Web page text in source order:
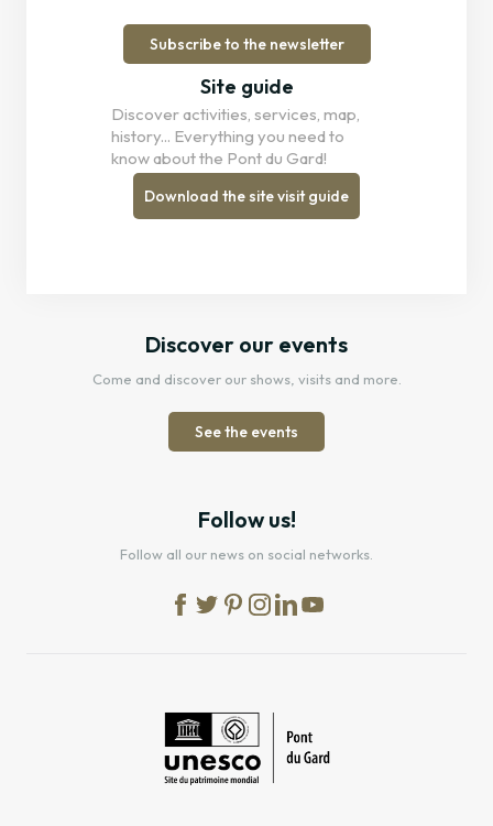
Subscribe to the newsletter
Site guide
Discover activities, services, map,
history... Everything you need to
know about the Pont du Gard!
Download the site visit guide
Discover our events
Come and discover our shows, visits and more.
See the events
Follow us!
Follow all our news on social networks.